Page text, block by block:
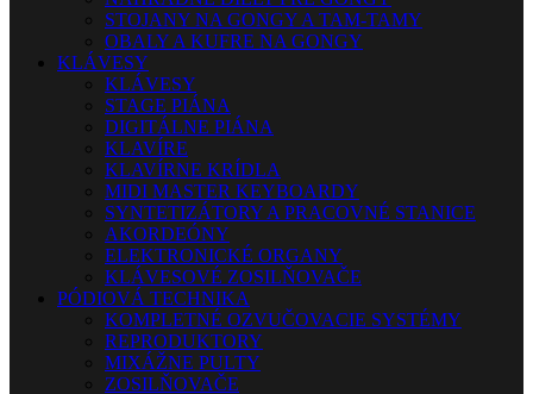
STOJANY NA GONGY A TAM-TAMY
OBALY A KUFRE NA GONGY
KLÁVESY
KLÁVESY
STAGE PIÁNA
DIGITÁLNE PIÁNA
KLAVÍRE
KLAVÍRNE KRÍDLA
MIDI MASTER KEYBOARDY
SYNTETIZÁTORY A PRACOVNÉ STANICE
AKORDEÓNY
ELEKTRONICKÉ ORGANY
KLÁVESOVÉ ZOSILŇOVAČE
PÓDIOVÁ TECHNIKA
KOMPLETNÉ OZVUČOVACIE SYSTÉMY
REPRODUKTORY
MIXÁŽNE PULTY
ZOSILŇOVAČE